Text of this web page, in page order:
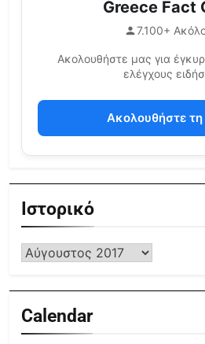
Greece Fact
7.100+
Ακολουθήστε μας για
ελέγχους
Ακολουθήστε τη
Ιστορικό
Calendar